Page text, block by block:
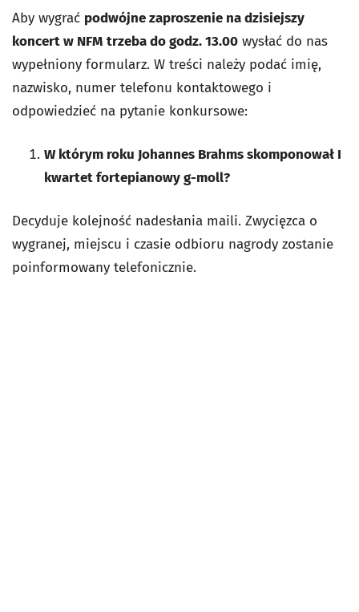
Aby wygrać podwójne zaproszenie na dzisiejszy
koncert w NFM trzeba do godz. 13.00 wysłać do nas
wypełniony formularz. W treści należy podać imię,
nazwisko, numer telefonu kontaktowego i
odpowiedzieć na pytanie konkursowe:
W którym roku Johannes Brahms skomponował I
kwartet fortepianowy g-moll?
Decyduje kolejność nadesłania maili. Zwycięzca o
wygranej, miejscu i czasie odbioru nagrody zostanie
poinformowany telefonicznie.